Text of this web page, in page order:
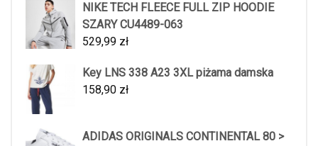
NIKE TECH FLEECE FULL ZIP HOODIE
SZARY CU4489-063
529,99 zł
Key LNS 338 A23 3XL piżama damska
158,90 zł
ADIDAS ORIGINALS CONTINENTAL 80 >